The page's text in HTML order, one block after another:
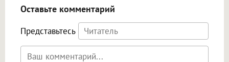
Оставьте комментарий
Представьтесь